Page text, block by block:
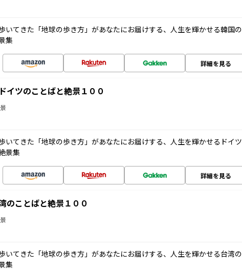
いてきた「地球の歩き方」があなたにお届けする、人生を輝かせる韓国の
集
詳細を見る
イツのことばと絶景１００
いてきた「地球の歩き方」があなたにお届けする、人生を輝かせるドイツ
景集
詳細を見る
のことばと絶景１００
いてきた「地球の歩き方」があなたにお届けする、人生を輝かせる台湾の
集